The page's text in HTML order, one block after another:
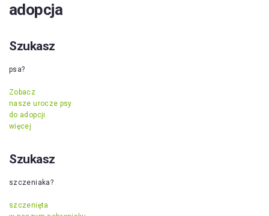
adopcja
Szukasz
psa?
Zobacz
nasze urocze psy
do adopcji
więcej
Szukasz
szczeniaka?
szczenięta